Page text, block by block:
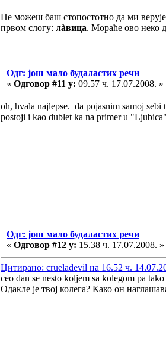
Не можеш баш стопостотно да ми
првом слогу: лàвица. Мораће ово неко
Одг: још мало будаластих речи
« Одговор #11 у: 09.57 ч. 17.07.2008. »
oh, hvala najlepse. da pojasnim samoj
postoji i kao dublet ka na primer u
Одг: још мало будаластих речи
« Одговор #12 у: 15.38 ч. 17.07.2008. »
Цитирано: crueladevil на 16.52 ч.
ceo dan se nesto koljem sa kolegom pa
Одакле је твој колега? Како он